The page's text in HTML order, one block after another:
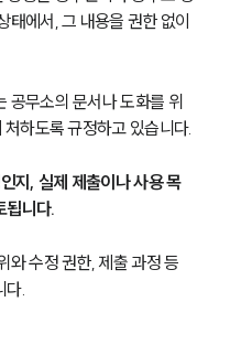
에서, 그 내용을 권한 없이
공무소의 문서나 도화를 위
하도록 규정하고 있습니다.
지, 실제 제출이나 사용 목
됩니다.
와 수정 권한, 제출 과정 등
다.